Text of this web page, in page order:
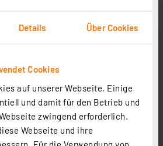
Details Über Cookies
Cookies
auf unserer Webseite. Einige
und damit für den Betrieb und
zwingend erforderlich.
Webseite und ihre
Für die Verwendung von
Statt19.31 CHF **